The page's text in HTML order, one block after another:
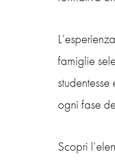
famiglie
ogni fase
Scopri